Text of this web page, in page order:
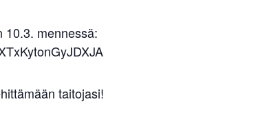
10.3. mennessä:
taitojasi!